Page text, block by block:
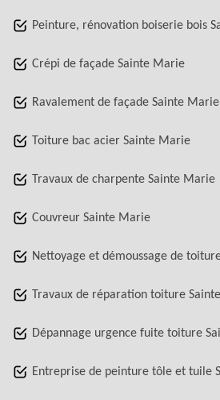
Peinture, rénovation boiserie bois
Crépi de façade Sainte Marie
Ravalement de façade Sainte Marie
Toiture bac acier Sainte Marie
Travaux de charpente Sainte Marie
Couvreur Sainte Marie
Nettoyage et démoussage de
Travaux de réparation toiture
Dépannage urgence fuite toiture
Entreprise de peinture tôle et tuile